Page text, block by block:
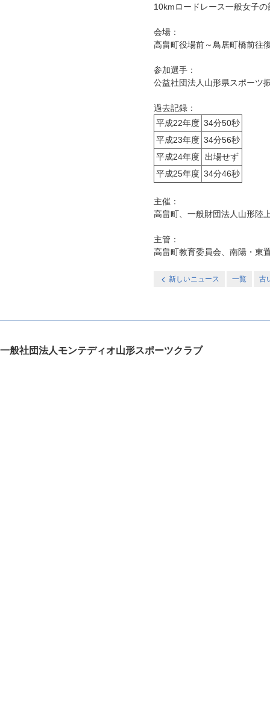
10kmロードレース一般女子
会場：
高畠町役場前～鳥居町橋前往
参加選手：
公益社団法人山形県スポーツ
過去記録：
平成22年度 34分50秒
平成23年度 34分56秒
平成24年度
出場せず
平成25年度 34分46秒
主催：
高畠町、一般財団法人山形陸
主管：
高畠町教育委員会、南陽・東
新しいニュース 一覧 古
一般社団法人モンテディオ山形スポーツクラブ